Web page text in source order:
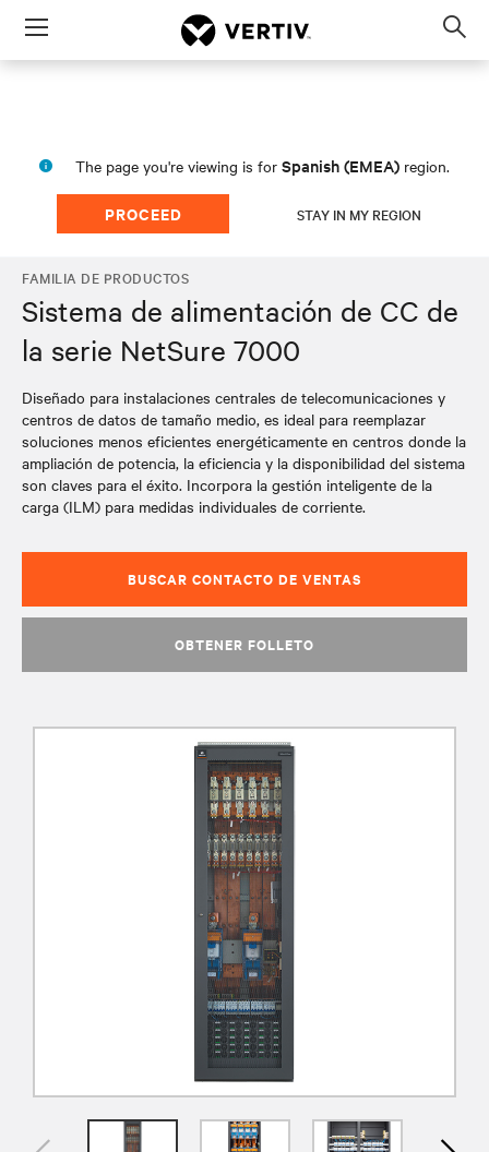
Menu
The page you're viewing is for Spanish (EMEA) region.
PROCEED STAY IN MY REGION
FAMILIA DE PRODUCTOS
Sistema de alimentación de CC de
la serie NetSure 7000
Diseñado para instalaciones centrales de telecomunicaciones y
centros de datos de tamaño medio, es ideal para reemplazar
soluciones menos eficientes energéticamente en centros donde la
ampliación de potencia, la eficiencia y la disponibilidad del sistema
son claves para el éxito. Incorpora la gestión inteligente de la
carga (ILM) para medidas individuales de corriente.
BUSCAR CONTACTO DE VENTAS
OBTENER FOLLETO